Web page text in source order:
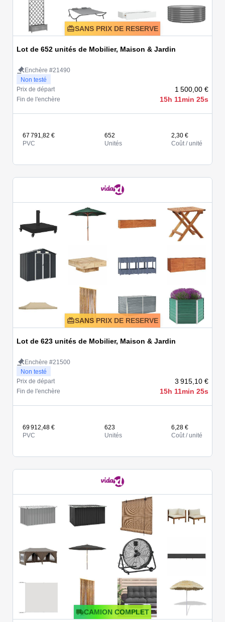
SANS PRIX DE RESERVE
Lot de 652 unités de Mobilier, Maison & Jardin
Enchère #21490
Non testé
Prix de départ
1 500,00 €
Fin de l'enchère 15h 11min 25s
67 791,82 €
PVC
652
Unités
2,30 €
Coût / unité
SANS PRIX DE RESERVE
Lot de 623 unités de Mobilier, Maison & Jardin
Enchère #21500
Non testé
Prix de départ
3 915,10 €
Fin de l'enchère 15h 11min 25s
69 912,48 €
PVC
623
Unités
6,28 €
Coût / unité
CAMION COMPLET